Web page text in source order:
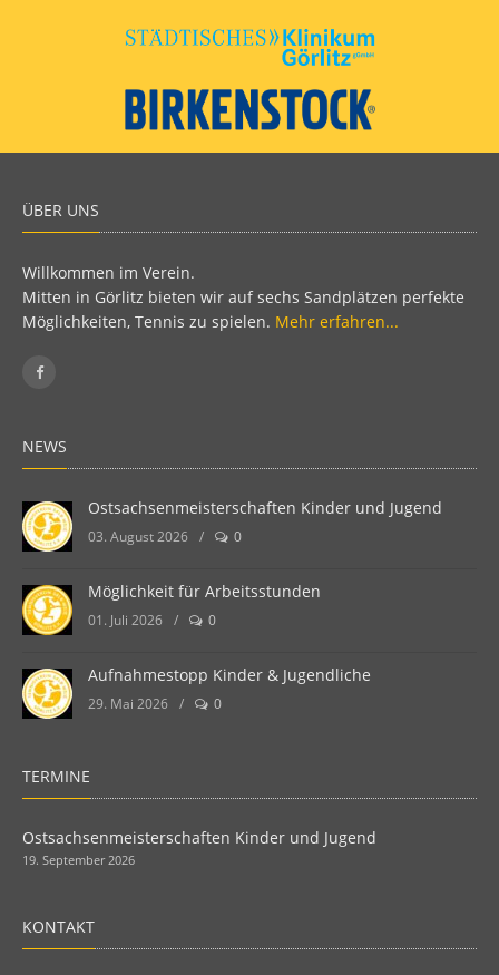
ÜBER UNS
Willkommen im Verein.
Mitten in Görlitz bieten wir auf sechs Sandplätzen perfekte
Möglichkeiten, Tennis zu spielen. Mehr erfahren...
NEWS
Ostsachsenmeisterschaften Kinder und Jugend
03. August 2026 / 0
Möglichkeit für Arbeitsstunden
01. Juli 2026 / 0
Aufnahmestopp Kinder & Jugendliche
29. Mai 2026 / 0
TERMINE
Ostsachsenmeisterschaften Kinder und Jugend
19. September 2026
KONTAKT